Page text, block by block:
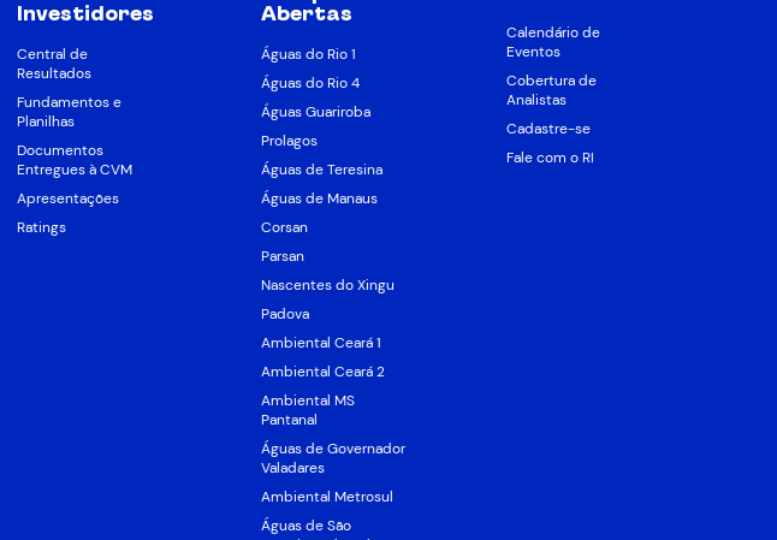
Investidores
Central de
Resultados
Fundamentos e
Planilhas
Documentos
Entregues à CVM
Apresentações
Ratings
Abertas
Águas do Rio 1
Águas do Rio 4
Águas Guariroba
Prolagos
Águas de Teresina
Águas de Manaus
Corsan
Parsan
Nascentes do Xingu
Padova
Ambiental Ceará 1
Ambiental Ceará 2
Ambiental MS
Pantanal
Águas de Governador
Valadares
Ambiental Metrosul
Águas de São
Calendário de
Eventos
Cobertura de
Analistas
Cadastre-se
Fale com o RI